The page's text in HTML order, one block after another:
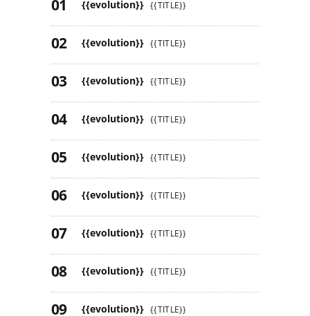
{{evolution}} {{TITLE}}
{{evolution}} {{TITLE}}
{{evolution}} {{TITLE}}
{{evolution}} {{TITLE}}
{{evolution}} {{TITLE}}
{{evolution}} {{TITLE}}
{{evolution}} {{TITLE}}
{{evolution}} {{TITLE}}
{{evolution}} {{TITLE}}